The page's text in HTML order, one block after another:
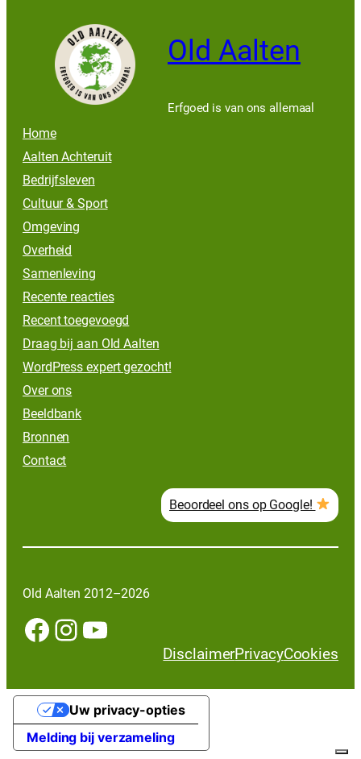
Old Aalten
Erfgoed is van ons allemaal
Home
Aalten Achteruit
Bedrijfsleven
Cultuur & Sport
Omgeving
Overheid
Samenleving
Recente reacties
Recent toegevoegd
Draag bij aan Old Aalten
WordPress expert gezocht!
Over ons
Beeldbank
Bronnen
Contact
Beoordeel ons op Google!
Old Aalten 2012–2026
Facebook InstagramYouTube
DisclaimerPrivacyCookies
Melding bij verzameling
Uw privacy-opties